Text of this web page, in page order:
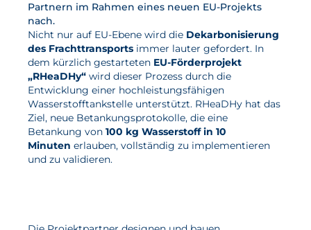
Forschung
Brennstoffzellen
Wasserstoff
Elektrolyse
Leistungen
Entwicklung
Beratung und Studien
Partnern im Rahmen eines neuen EU-Projekts
nach.
Nicht nur auf EU-Ebene wird die Dekarbonisierung
des Frachttransports immer lauter gefordert. In
dem kürzlich gestarteten EU-Förderprojekt
„RHeaDHy“ wird dieser Prozess durch die
Entwicklung einer hochleistungsfähigen
Wasserstofftankstelle unterstützt. RHeaDHy hat das
Ziel, neue Betankungsprotokolle, die eine
Betankung von 100 kg Wasserstoff in 10
Minuten erlauben, vollständig zu implementieren
und zu validieren.